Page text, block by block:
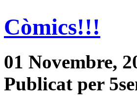
Còmics!!!
01 Novembre,
Publicat per